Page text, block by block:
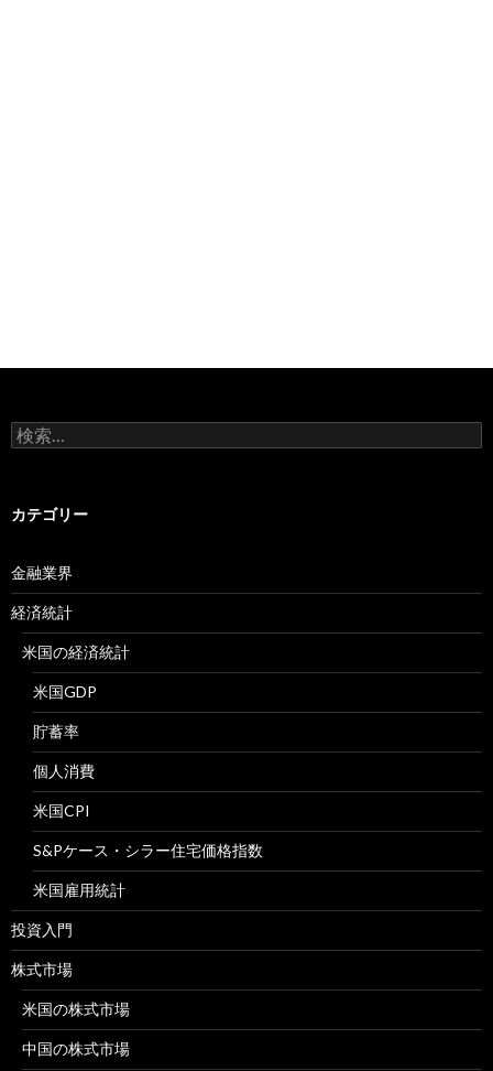
検
索:
カテゴリー
金融業界
経済統計
米国の経済統計
米国GDP
貯蓄率
個人消費
米国CPI
S&Pケース・シラー住宅価格指数
米国雇用統計
投資入門
株式市場
米国の株式市場
中国の株式市場